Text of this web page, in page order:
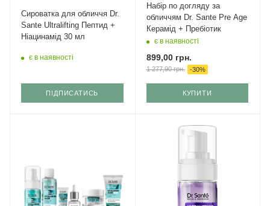
Сироватка для обличчя Dr.
Sante Ultralifting Пептид +
Ніацинамід 30 мл
є в наявності
ПІДПИСАТИСЬ
Набір по догляду за
обличчям Dr. Sante Pre Age
Керамід + Пребіотик
є в наявності
899,00грн.
1 277,90грн. -30%
КУПИТИ